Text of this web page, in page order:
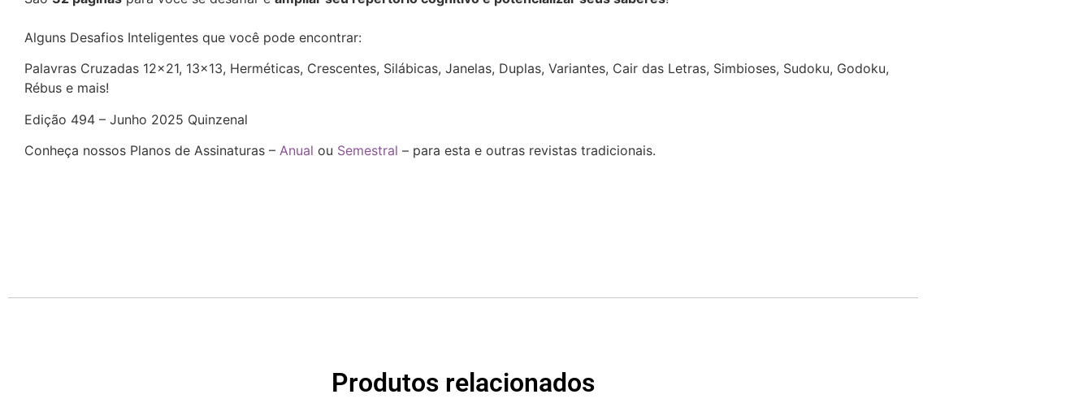
Alguns Desafios Inteligentes que você pode encontrar:
Palavras Cruzadas 12×21, 13×13, Herméticas, Crescentes, Silábicas, Janelas, Duplas, Variantes, Cair das Letras, Simbioses, Sudoku, Godoku,
Rébus e mais!
Edição 494 – Junho 2025 Quinzenal
Conheça nossos Planos de Assinaturas – Anual ou Semestral – para esta e outras revistas tradicionais.
Produtos relacionados